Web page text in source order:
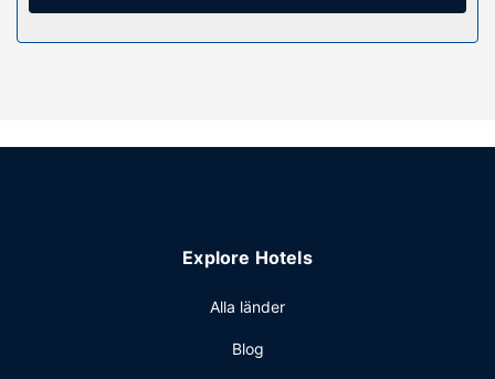
Bekvämligheter på anläggningen
Här erbjuds många alternativ för fritidsaktiviteter, som
sig till kasinot genom att hoppa på den kostnadsfria
mellan 06.00 och 10.00.
expressutcheckning och kemtvätt/tvättjänster. Avgiftsfri
Explore Hotels
Alla länder
Blog